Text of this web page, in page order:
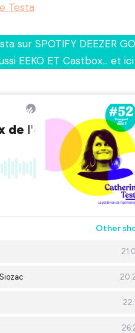
Testa
sur SPOTIFY DEEZER
EEKO ET Castbox… et